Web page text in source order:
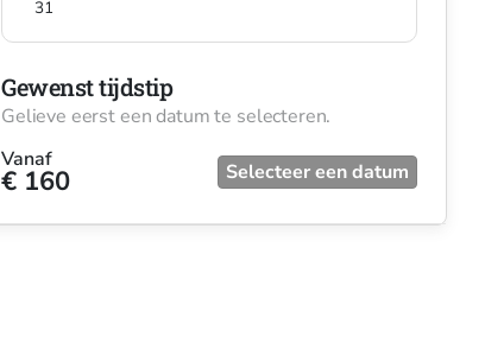
31
Gewenst tijdstip
Gelieve eerst een datum te selecteren.
Vanaf
€ 160 Selecteer een datum